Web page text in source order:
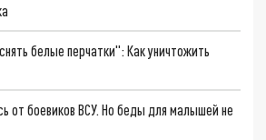
белые перчатки": Как уничтожить
от боевиков ВСУ. Но беды для малышей не